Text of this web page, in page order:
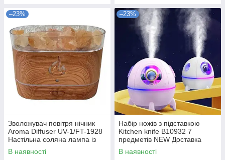
–23%
Зволожувач повітря нічник
Aroma Diffuser UV-1/FT-1928
Настільна соляна лампа із
функцією зволоження повітря
LS-012508
В наявності
–23%
Набір ножів з підставкою
Kitchen knife B10932 7
предметів NEW Доставка
В наявності